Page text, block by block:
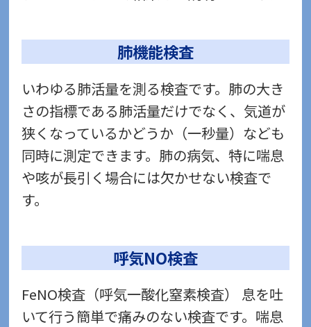
肺機能検査
いわゆる肺活量を測る検査です。肺の大き
さの指標である肺活量だけでなく、気道が
狭くなっているかどうか（一秒量）なども
同時に測定できます。肺の病気、特に喘息
や咳が長引く場合には欠かせない検査で
す。
呼気NO検査
FeNO検査（呼気一酸化窒素検査） 息を吐
いて行う簡単で痛みのない検査です。喘息